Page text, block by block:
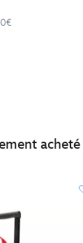
acheté